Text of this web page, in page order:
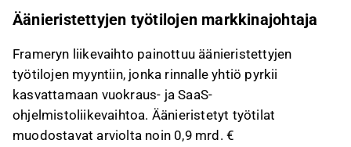
houkutteleva 5-6 %:n tasolla.
liittyvää palautetta Inderesinfoorumilla.
Äänieristettyjen työtilojen markkinajohtaja
Frameryn liikevaihto painottuu äänieristettyjen
työtilojen myyntiin, jonka rinnalle yhtiö pyrkii
kasvattamaan vuokraus- ja SaaS-
ohjelmistoliikevaihtoa. Äänieristetyt työtilat
muodostavat arviolta noin 0,9 mrd. €